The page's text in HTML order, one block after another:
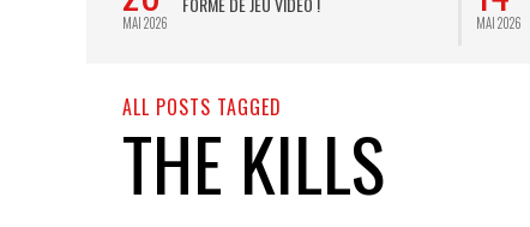
MAI 2026 MAI 2026
ALL POSTS TAGGED
THE KILLS